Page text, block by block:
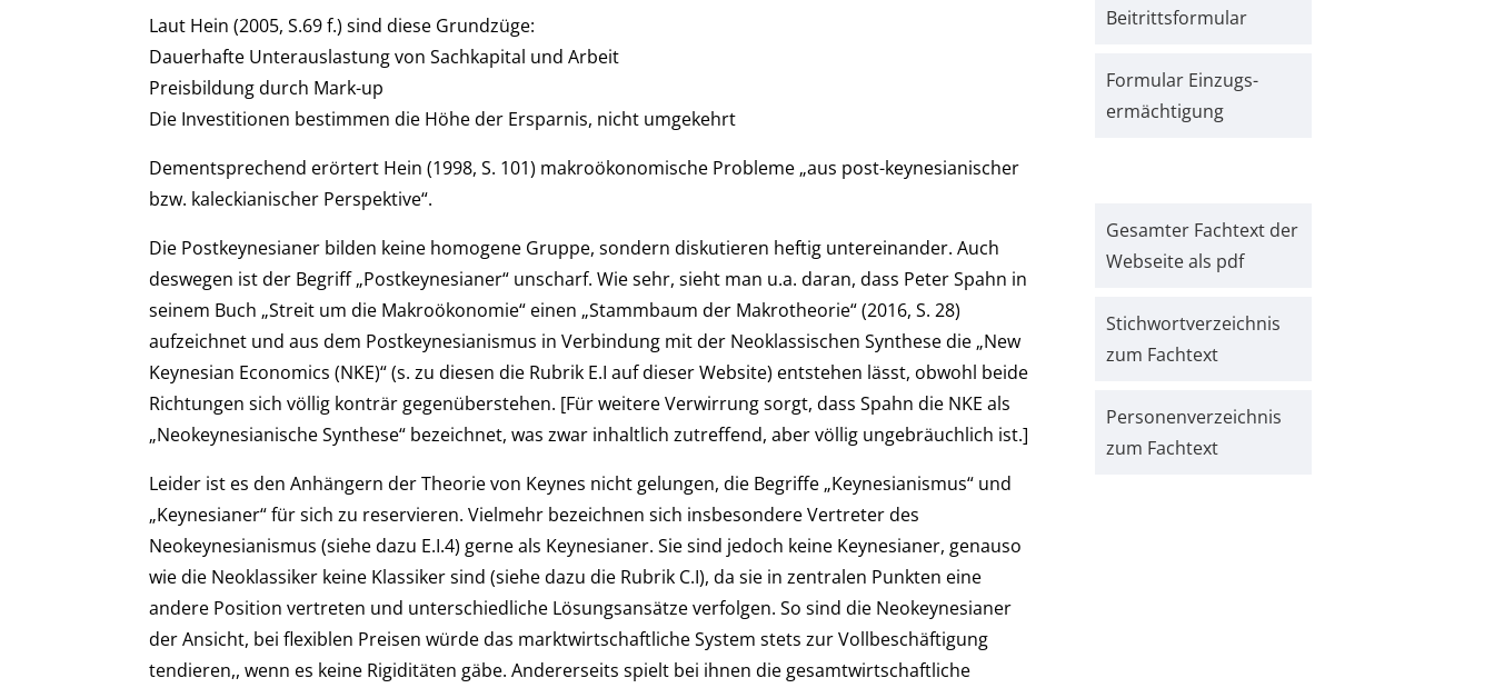
Laut Hein (2005, S.69 f.) sind diese Grundzüge:
Dauerhafte Unterauslastung von Sachkapital und Arbeit
Preisbildung durch Mark-up
Die Investitionen bestimmen die Höhe der Ersparnis, nicht umgekehrt
Dementsprechend erörtert Hein (1998, S. 101) makroökonomische Probleme „aus post-keynesianischer
bzw. kaleckianischer Perspektive“.
Die Postkeynesianer bilden keine homogene Gruppe, sondern diskutieren heftig untereinander. Auch
deswegen ist der Begriff „Postkeynesianer“ unscharf. Wie sehr, sieht man u.a. daran, dass Peter Spahn in
seinem Buch „Streit um die Makroökonomie“ einen „Stammbaum der Makrotheorie“ (2016, S. 28)
aufzeichnet und aus dem Postkeynesianismus in Verbindung mit der Neoklassischen Synthese die „New
Keynesian Economics (NKE)“ (s. zu diesen die Rubrik E.I auf dieser Website) entstehen lässt, obwohl beide
Richtungen sich völlig konträr gegenüberstehen. [Für weitere Verwirrung sorgt, dass Spahn die NKE als
„Neokeynesianische Synthese“ bezeichnet, was zwar inhaltlich zutreffend, aber völlig ungebräuchlich ist.]
Leider ist es den Anhängern der Theorie von Keynes nicht gelungen, die Begriffe „Keynesianismus“ und
„Keynesianer“ für sich zu reservieren. Vielmehr bezeichnen sich insbesondere Vertreter des
Neokeynesianismus (siehe dazu E.I.4) gerne als Keynesianer. Sie sind jedoch keine Keynesianer, genauso
wie die Neoklassiker keine Klassiker sind (siehe dazu die Rubrik C.I), da sie in zentralen Punkten eine
andere Position vertreten und unterschiedliche Lösungsansätze verfolgen. So sind die Neokeynesianer
der Ansicht, bei flexiblen Preisen würde das marktwirtschaftliche System stets zur Vollbeschäftigung
tendieren,, wenn es keine Rigiditäten gäbe. Andererseits spielt bei ihnen die gesamtwirtschaftliche
Beitritts­formular
Formular Einzugs­­
ermächtigung
Gesamter Fachtext der
Webseite als pdf
Stichwort­verzeichnis
zum Fachtext
Personen­verzeichnis
zum Fachtext